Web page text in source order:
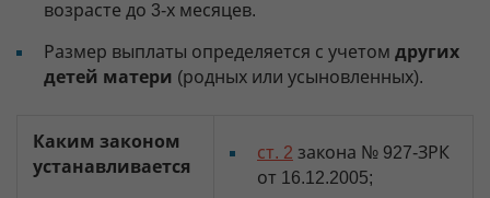
возрасте до 3-х месяцев.
Размер выплаты определяется с учетом других
детей матери (родных или усыновленных).
Каким законом
устанавливается
ст. 2 закона № 927-ЗРК
от 16.12.2005;